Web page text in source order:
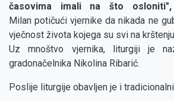
časovima imali na što osloniti",
Milan potičući vjernike da nikada ne
vječnost života kojega su svi na
Uz mnoštvo vjernika, liturgiji je
gradonačelnika Nikolina Ribarić.
Poslije liturgije obavljen je i tradicionalni